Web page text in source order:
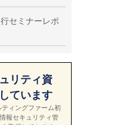
セミナーレポ
リティ資
ています
ィングファーム初
報セキュリティ管